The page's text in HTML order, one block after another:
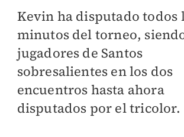
Kevin ha disputado todos
minutos del torneo,
jugadores de Santos
sobresalientes en los dos
encuentros hasta ahora
disputados por el tricolor.